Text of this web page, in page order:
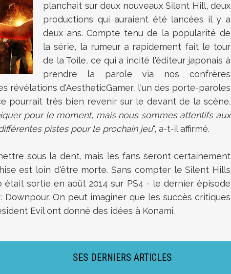
planchait sur deux nouveaux Silent Hill, deux
productions qui auraient été lancées il y a
deux ans. Compte tenu de la popularité de
la série, la rumeur a rapidement fait le tour
de la Toile, ce qui a incité l'éditeur japonais à
prendre la parole via nos confrères
révélations d'AestheticGamer, l'un des porte-paroles
pourrait très bien revenir sur le devant de la scène.
pour le moment, mais nous sommes attentifs aux
pistes pour le prochain jeu", a-t-il affirmé.
sous la dent, mais les fans seront certainement
est loin d'être morte. Sans compter le Silent Hills
sortie en août 2014 sur PS4 - le dernier épisode
Downpour. On peut imaginer que les succès critiques
Evil ont donné des idées à Konami.
SES DERNIERS ARTICLES